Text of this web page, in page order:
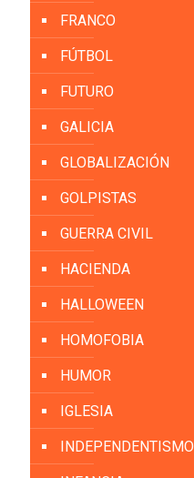
FRANCO
FÚTBOL
FUTURO
GALICIA
GLOBALIZACIÓN
GOLPISTAS
GUERRA CIVIL
HACIENDA
HALLOWEEN
HOMOFOBIA
HUMOR
IGLESIA
INDEPENDENTISMO